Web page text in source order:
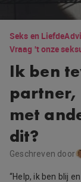
Seks en Liefde
Vraag 't onze
Ik ben
partner,
met
dit?
Geschreven door
“Help, ik ben blij